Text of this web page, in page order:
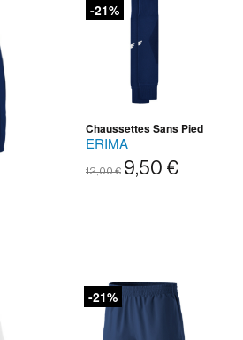
Chaussettes Sans Pied
ERIMA
12,00 € 9,50 €
-21%
-21%